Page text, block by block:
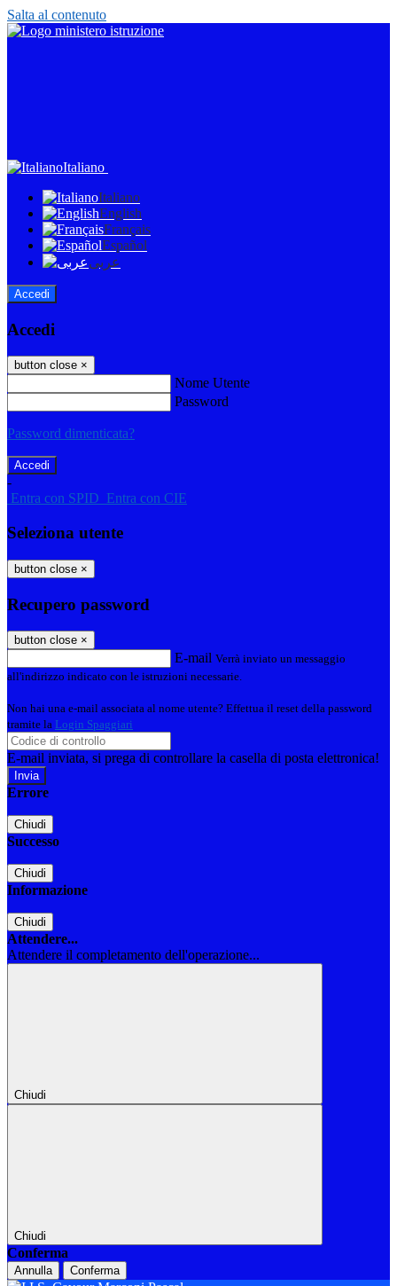
Salta al contenuto
Italiano
Italiano
English
Français
Español
عربى
Accedi
Accedi
button close ×
Nome Utente
Password
Password dimenticata?
-
Entra con SPID Entra con CIE
Seleziona utente
button close ×
Recupero password
button close ×
E-mail Verrà inviato un messaggio
all'indirizzo indicato con le istruzioni necessarie.
Non hai una e-mail associata al nome utente? Effettua il reset della password
tramite la Login Spaggiari
E-mail inviata, si prega di controllare la casella di posta elettronica!
Errore
Chiudi
Successo
Chiudi
Informazione
Chiudi
Attendere...
Attendere il completamento dell'operazione...
Chiudi
Chiudi
Conferma
Annulla Conferma